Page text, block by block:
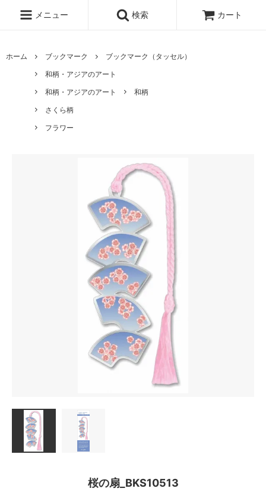
メニュー 検索 カート
ホーム ブックマーク
ブックマーク（タッセル）
和柄・アジアのアート
和柄・アジアのアート
和柄
さくら柄
フラワー
桜の扇_BKS10513